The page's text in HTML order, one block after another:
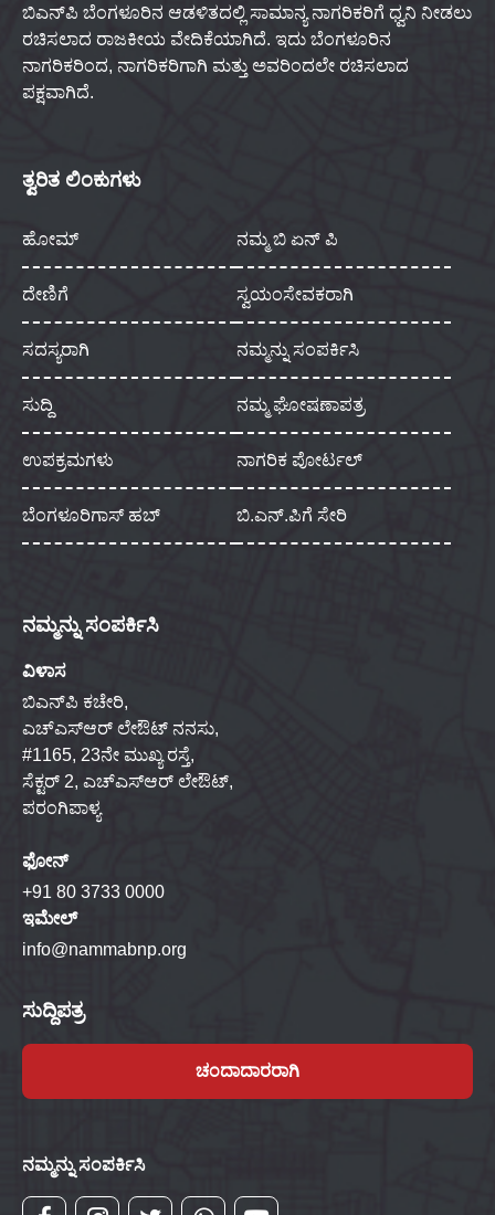
ಬಿಎನ್‌ಪಿ ಬೆಂಗಳೂರಿನ ಆಡಳಿತದಲ್ಲಿ ಸಾಮಾನ್ಯ ನಾಗರಿಕರಿಗೆ ಧ್ವನಿ ನೀಡಲು
ರಚಿಸಲಾದ ರಾಜಕೀಯ ವೇದಿಕೆಯಾಗಿದೆ. ಇದು ಬೆಂಗಳೂರಿನ
ನಾಗರಿಕರಿಂದ, ನಾಗರಿಕರಿಗಾಗಿ ಮತ್ತು ಅವರಿಂದಲೇ ರಚಿಸಲಾದ
ಪಕ್ಷವಾಗಿದೆ.
ತ್ವರಿತ ಲಿಂಕುಗಳು
ಹೋಮ್ ನಮ್ಮ ಬಿ ಏನ್ ಪಿ
ದೇಣಿಗೆ ಸ್ವಯಂಸೇವಕರಾಗಿ
ಸದಸ್ಯರಾಗಿ ನಮ್ಮನ್ನು ಸಂಪರ್ಕಿಸಿ
ಸುದ್ದಿ ನಮ್ಮ ಘೋಷಣಾಪತ್ರ
ಉಪಕ್ರಮಗಳು ನಾಗರಿಕ ಪೋರ್ಟಲ್
ಬೆಂಗಳೂರಿಗಾಸ್ ಹಬ್ ಬಿ.ಎನ್.ಪಿಗೆ ಸೇರಿ
ನಮ್ಮನ್ನು ಸಂಪರ್ಕಿಸಿ
ವಿಳಾಸ
ಬಿಎನ್‌ಪಿ ಕಚೇರಿ,
ಎಚ್‌ಎಸ್‌ಆರ್ ಲೇಔಟ್ ನನಸು,
#1165, 23ನೇ ಮುಖ್ಯ ರಸ್ತೆ,
ಸೆಕ್ಟರ್ 2, ಎಚ್‌ಎಸ್‌ಆರ್ ಲೇಔಟ್,
ಪರಂಗಿಪಾಳ್ಯ
ಫೋನ್
+91 80 3733 0000
ಇಮೇಲ್
info@nammabnp.org
ಸುದ್ದಿಪತ್ರ
ಚಂದಾದಾರರಾಗಿ
ನಮ್ಮನ್ನು ಸಂಪರ್ಕಿಸಿ